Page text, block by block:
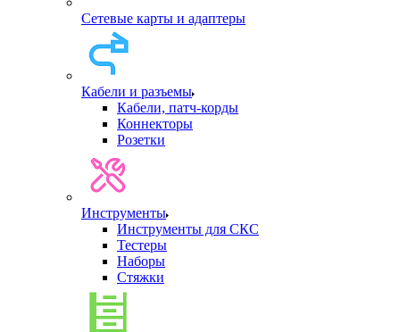
Сетевые карты и адаптеры
Кабели и разъемы
Кабели, патч-корды
Коннекторы
Розетки
Инструменты
Инструменты для СКС
Тестеры
Наборы
Стяжки